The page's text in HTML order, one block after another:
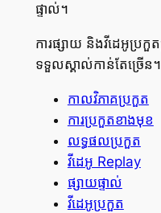
ផ្ទាល់។
ការផ្សាយ និងវីដេអូប្រ
ទទួលស្គាល់កាន់តែច្រើន។
កាលវិភាគប្រកួត
ការប្រកួតខាងមុខ
លទ្ធផលប្រកួត
វីដេអូ Replay
ផ្សាយផ្ទាល់
វីដេអូប្រកួត